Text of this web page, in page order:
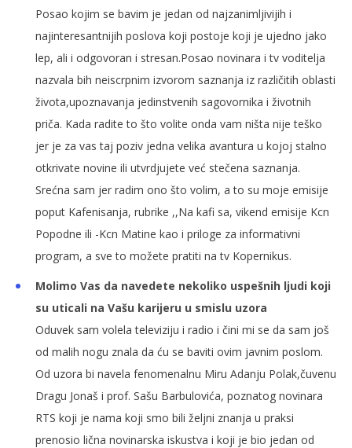
Posao kojim se bavim je jedan od najzanimljivijih i
najinteresantnijih poslova koji postoje koji je ujedno jako
lep, ali i odgovoran i stresan.Posao novinara i tv voditelja
nazvala bih neiscrpnim izvorom saznanja iz različitih oblasti
života,upoznavanja jedinstvenih sagovornika i životnih
priča. Kada radite to što volite onda vam ništa nije teško
jer je za vas taj poziv jedna velika avantura u kojoj stalno
otkrivate novine ili utvrdjujete već stečena saznanja.
Srećna sam jer radim ono što volim, a to su moje emisije
poput Kafenisanja, rubrike ,,Na kafi sa, vikend emisije Kcn
Popodne ili -Kcn Matine kao i priloge za informativni
program, a sve to možete pratiti na tv Kopernikus.
Molimo Vas da navedete nekoliko uspešnih ljudi koji
su uticali na Vašu karijeru u smislu uzora
Oduvek sam volela televiziju i radio i čini mi se da sam još
od malih nogu znala da ću se baviti ovim javnim poslom.
Od uzora bi navela fenomenalnu Miru Adanju Polak,čuvenu
Dragu Jonaš i prof. Sašu Barbulovića, poznatog novinara
RTS koji je nama koji smo bili željni znanja u praksi
prenosio lična novinarska iskustva i koji je bio jedan od